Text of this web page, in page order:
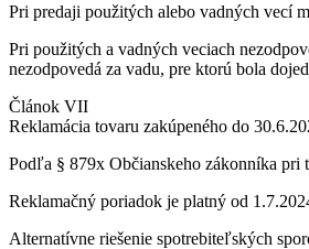
Pri predaji použitých alebo vadných vecí
Pri použitých a vadných veciach
nezodpovedá za vadu, pre ktorú bola
Článok VII
Reklamácia tovaru zakúpeného do
Podľa § 879x Občianskeho zákonníka pri
Reklamačný poriadok je platný od
Alternatívne riešenie spotrebiteľských